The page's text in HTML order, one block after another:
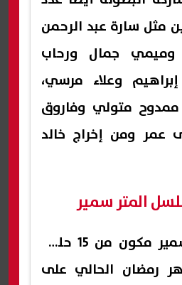
مثل سارة عبد الرحمن
جمال ورحاب
وعلاء مرسي،
متولي وفاروق
ومن إخراج خالد
المتر سمير
مسلسل المتر سمير مكون من 15 حلقة
رمضان الحالي على